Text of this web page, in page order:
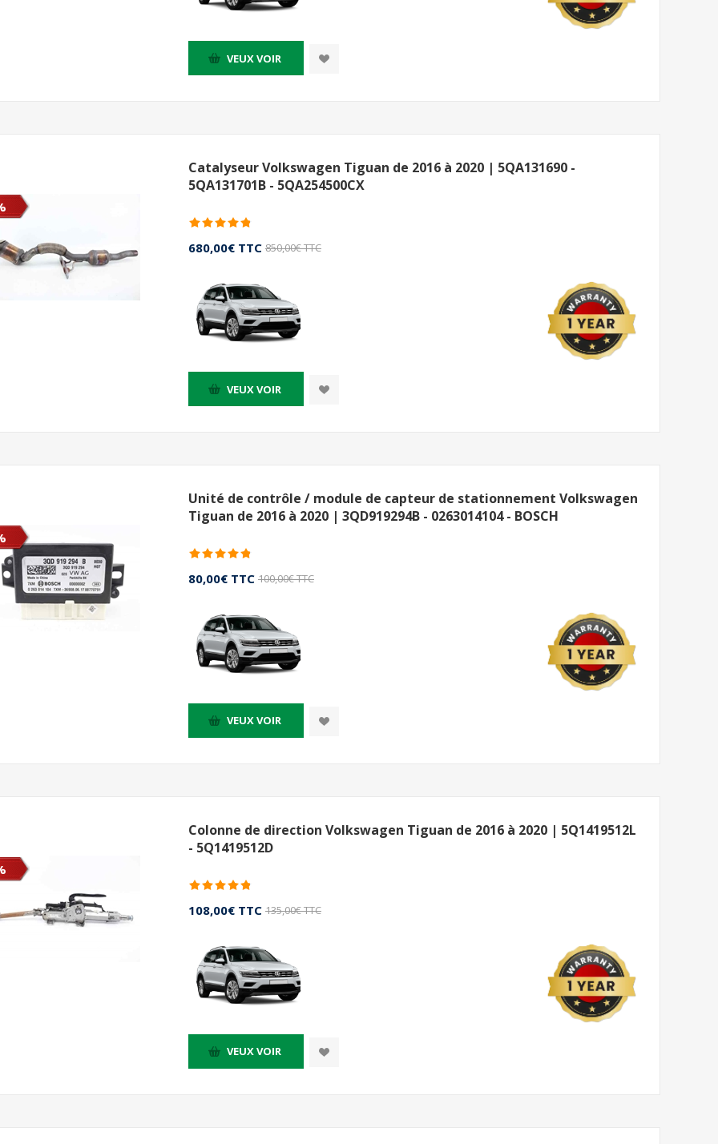
VEUX VOIR
Catalyseur Volkswagen Tiguan de 2016 à 2020 | 5QA131690 -
5QA131701B - 5QA254500CX
680,00€ TTC 850,00€ TTC
VEUX VOIR
Unité de contrôle / module de capteur de stationnement Volkswagen
Tiguan de 2016 à 2020 | 3QD919294B - 0263014104 - BOSCH
80,00€ TTC 100,00€ TTC
VEUX VOIR
Colonne de direction Volkswagen Tiguan de 2016 à 2020 | 5Q1419512L
- 5Q1419512D
108,00€ TTC 135,00€ TTC
VEUX VOIR